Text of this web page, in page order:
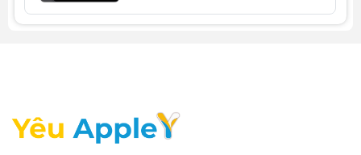
vẽ chính xác hơn, phù hợp với dân sáng tạo nội
dung.
Thiết kế mỏng nhẹ, thời trang
sắc mới, mang đến sự trẻ trung và hiện đại.